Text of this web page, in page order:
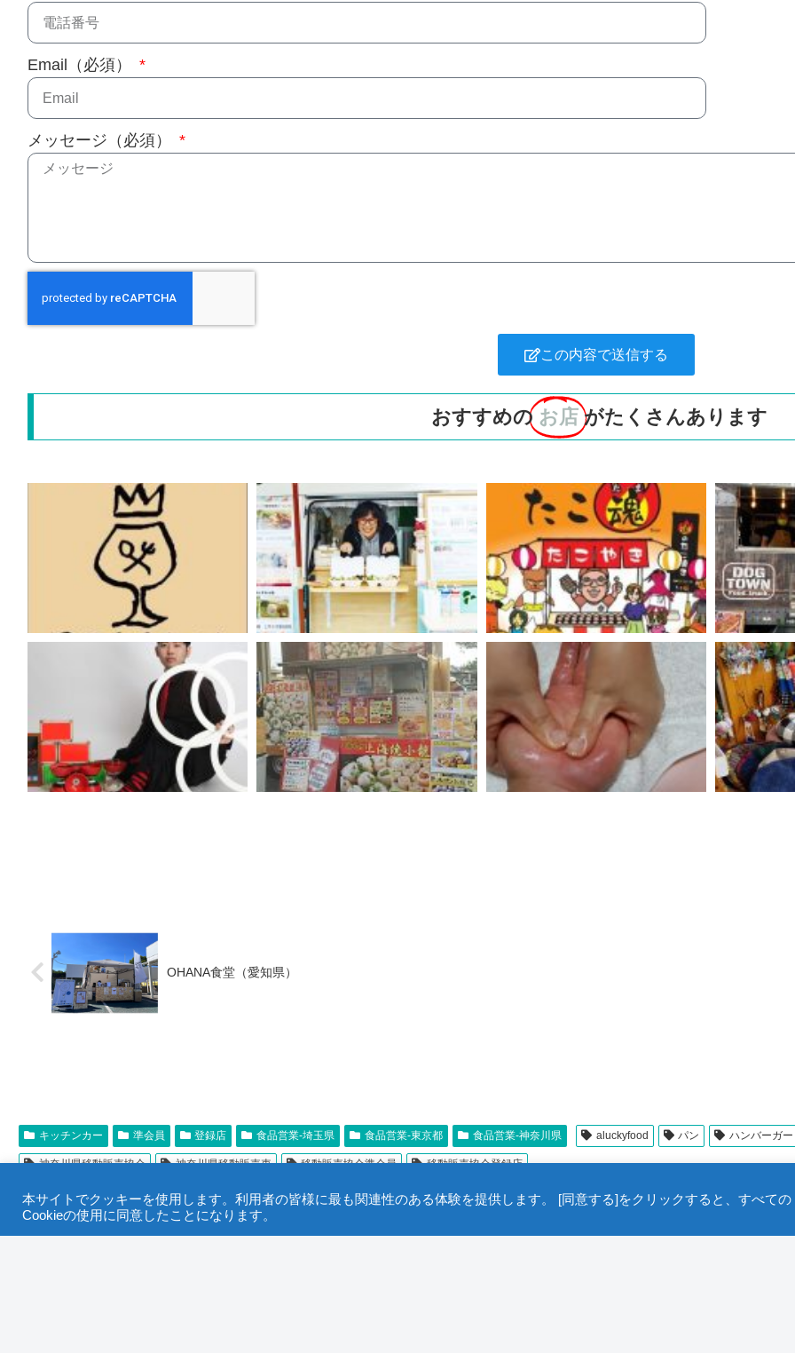
Email（必須）
メッセージ（必須）
この内容で送信する
おすすめの お店 がたくさんあります
OHANA食堂（愛知県）
キッチンカー 準会員 登録店 食品営業-埼玉県 食品営業-東京都 食品営業-神奈川県 aluckyfood パン ハンバーガー
神奈川県移動販売協会 神奈川県移動販売車 移動販売協会準会員 移動販売協会登録店
ホーム 出店形態 キッチンカー
本サイトでクッキーを使用します。利用者の皆様に最も関連性のある体験を提供します。 [同意する]をクリックすると、すべての
Cookieの使用に同意したことになります。